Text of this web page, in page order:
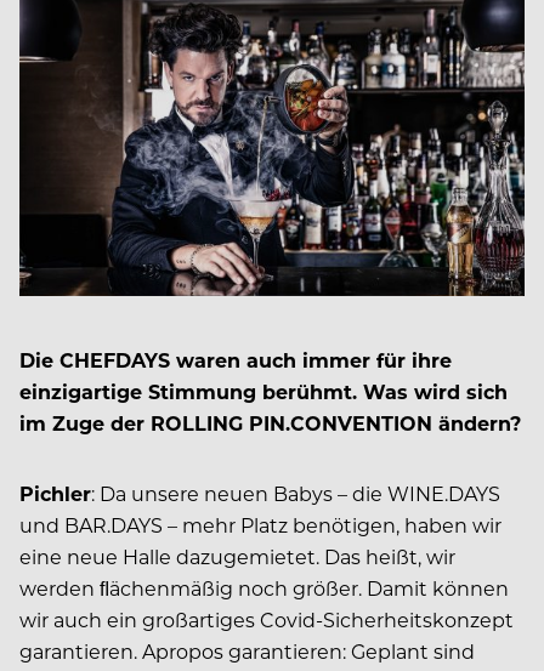
Die CHEFDAYS waren auch immer für ihre
einzigartige Stimmung berühmt. Was wird sich
im Zuge der ROLLING PIN.CONVENTION ändern?
Pichler: Da unsere neuen Babys – die WINE.DAYS
und BAR.DAYS – mehr Platz benötigen, haben wir
eine neue Halle dazugemietet. Das heißt, wir
werden ﬂächenmäßig noch größer. Damit können
wir auch ein großartiges Covid-Sicherheitskonzept
garantieren. Apropos garantieren: Geplant sind